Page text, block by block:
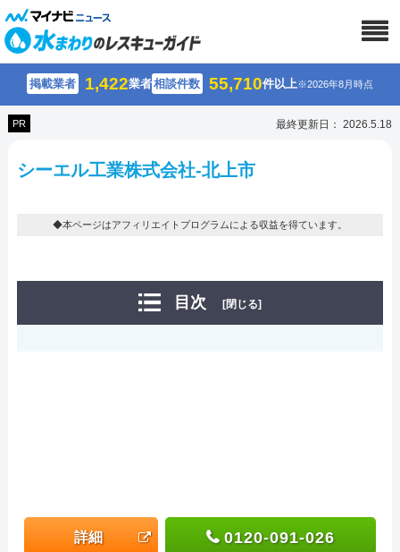
掲載業者 1,422業者相談件数 55,710件以上※2026年8月時点
PR 最終更新日： 2026.5.18
シーエル工業株式会社-北上市
◆本ページはアフィリエイトプログラムによる収益を得ています。
目次 [閉じる]
詳細 0120-091-026